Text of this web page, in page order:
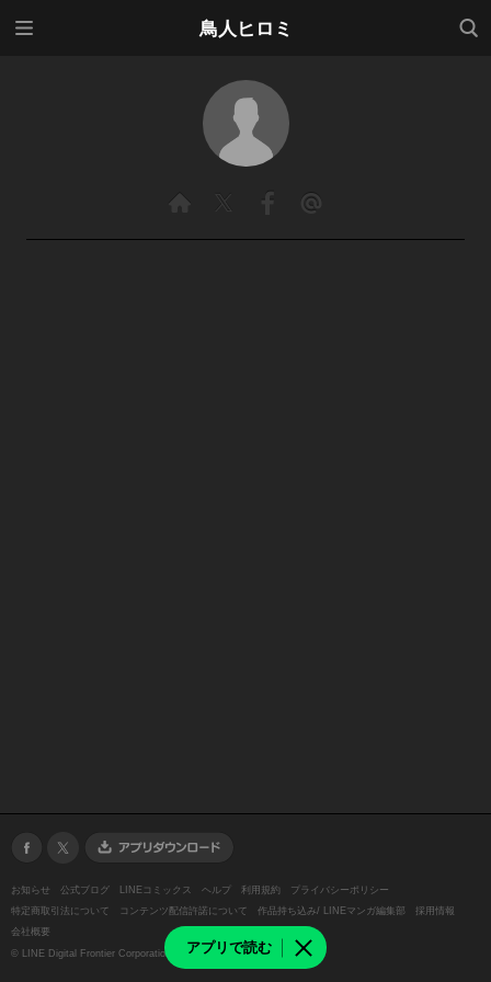
鳥人ヒロミ
検索
アプリで読む
お知らせ 公式ブログ LINEコミックス ヘルプ 利用規約
プライバシーポリシー
特定商取引法について
コンテンツ配信許諾について 作品持ち込み/ LINEマンガ編集部
採用情報
会社概要
© LINE Digital Frontier Corporation